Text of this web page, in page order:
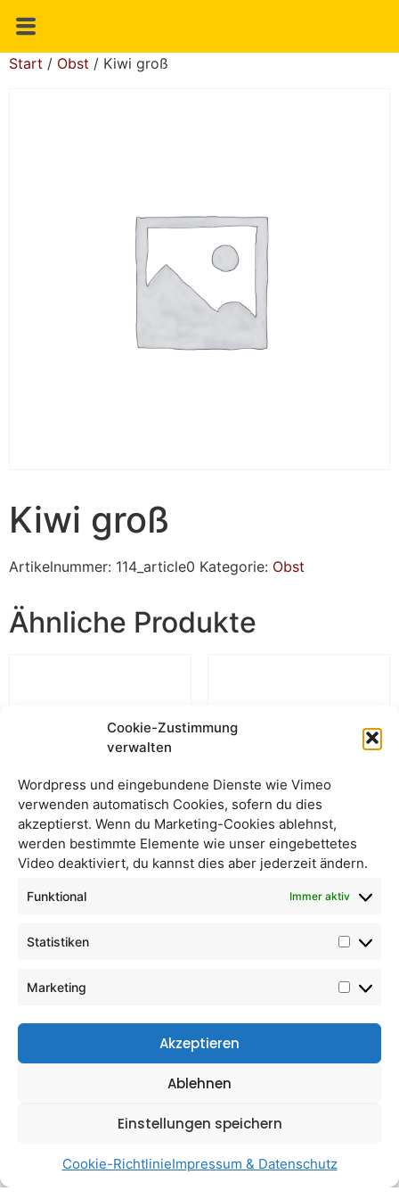
Cookie-Zustimmung
verwalten
Wordpress und eingebundene Dienste wie Vimeo
verwenden automatisch Cookies, sofern du dies
akzeptierst. Wenn du Marketing-Cookies ablehnst,
werden bestimmte Elemente wie unser eingebettetes
Video deaktiviert, du kannst dies aber jederzeit ändern.
Funktional Immer aktiv
Statistiken
Marketing
Akzeptieren
Ablehnen
Einstellungen speichern
Cookie-RichtlinieImpressum & Datenschutz
Start / Obst / Kiwi groß
Kiwi groß
Artikelnummer: 114_article0 Kategorie: Obst
Ähnliche Produkte
Äpfel Topaz Birnen Novembra (Xenia)